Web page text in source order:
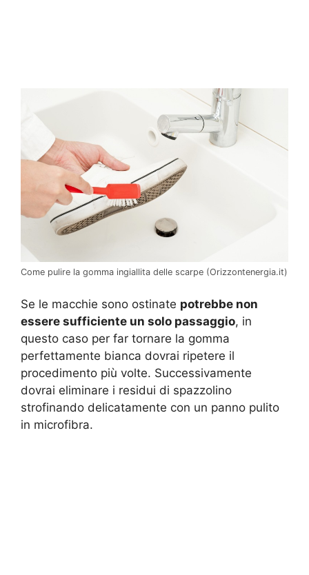
Come pulire la gomma ingiallita delle scarpe (Orizzontenergia.it)
Se le macchie sono ostinate potrebbe non
essere sufficiente un solo passaggio, in
questo caso per far tornare la gomma
perfettamente bianca dovrai ripetere il
procedimento più volte. Successivamente
dovrai eliminare i residui di spazzolino
strofinando delicatamente con un panno pulito
in microfibra.